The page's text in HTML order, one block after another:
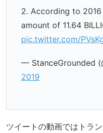
2. According to
amount of 11.64
pic.twitter.com/
— StanceGrounded
2019
ツイートの動画ではトラ